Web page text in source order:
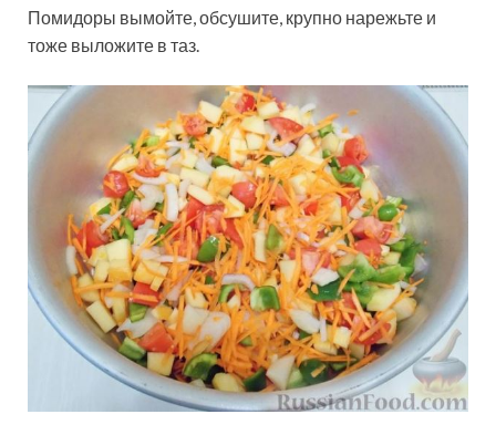
Помидоры вымойте, обсушите, крупно нарежьте и
тоже выложите в таз.